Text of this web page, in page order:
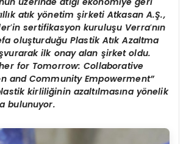
atık yönetim şirketi Atkasan A.Ş.,
’in sertifikasyon kuruluşu Verra’nın
oluşturduğuPlastik Atık Azaltma
ilk onay alan şirket oldu.
for Tomorrow: Collaborative
and Community Empowerment”
kirliliğinin azaltılmasına yönelik
bulunuyor.